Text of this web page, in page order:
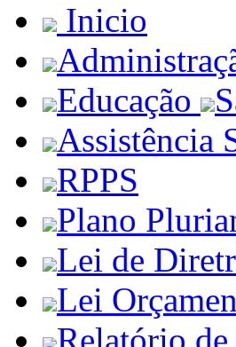
Inicio
Educação
Assistência
RPPS
Plano
Lei de
Lei